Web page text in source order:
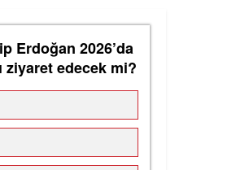
Erdoğan 2026’da
ziyaret edecek mi?